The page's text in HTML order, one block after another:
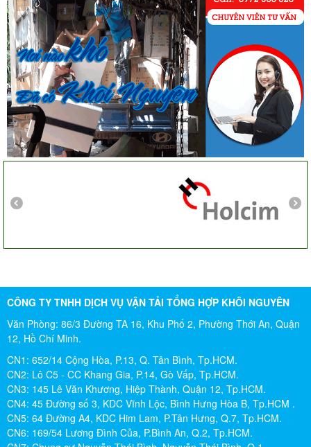
57 Tây Thạnh, Tân Phú
Khảo sát nhanh, giá cả hợp lý. Nhân viên nhiệt tình. Chúc
công ty ngày càng phát triển. Cảm ơn Khôi Nguyên
Chị Tố Nhi
Tô Hiến Thành - Quận 10
CÔNG TY TNHH DỊCH VỤ VẬN TẢI TỔNG HỢP KHÔI NGUYÊN
Văn Phòng: 86/3 Đường TA 16, Khu Phố 2, Phường Thới An, Quận
12, Hồ Chí Minh.
CN1: 652/14 Cộng Hòa, P.13, Q. Tân Bình, Tp.HCM.
CN2: Lô C5 - CC Khang Gia, P.14, Gò Vấp, Tp.HCM.
CN3: 145 Lê Văn Khương, Hiệp Thành, Quận 12, Tp.HCM.
CN4: 45 Đường số 3, KDC Vĩnh Lộc, Bình Hưng Hòa B, Tp.HCM .
CN5: 64 Đường A4, KDC Him Lam, P.Tân Hưng, Q.7, Tp.HCM.
CN6: 169/54 Lương Đình Của, P.Bình An, Q.2, Tp.HCM.